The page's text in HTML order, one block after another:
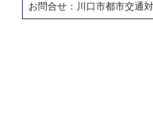
お問合せ：川口市都市交